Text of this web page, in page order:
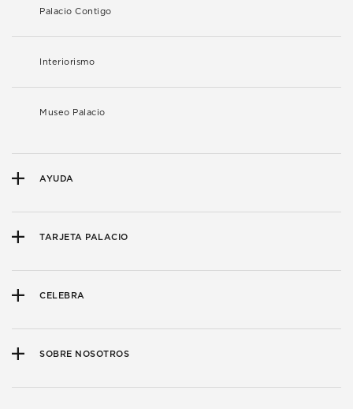
Palacio Contigo
Interiorismo
Museo Palacio
AYUDA
TARJETA PALACIO
CELEBRA
SOBRE NOSOTROS